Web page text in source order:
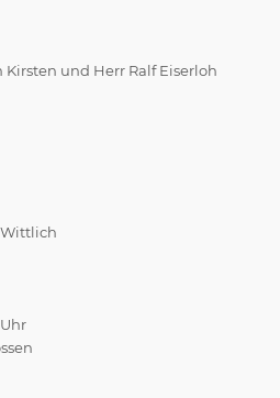
und Herr Ralf Eiserloh
Wittlich
Uhr